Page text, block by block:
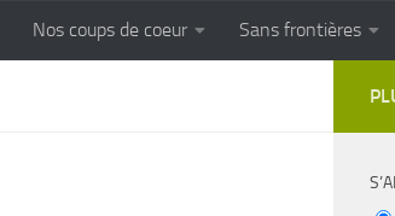
Cuisine
Nos coups de coeur Sans frontières